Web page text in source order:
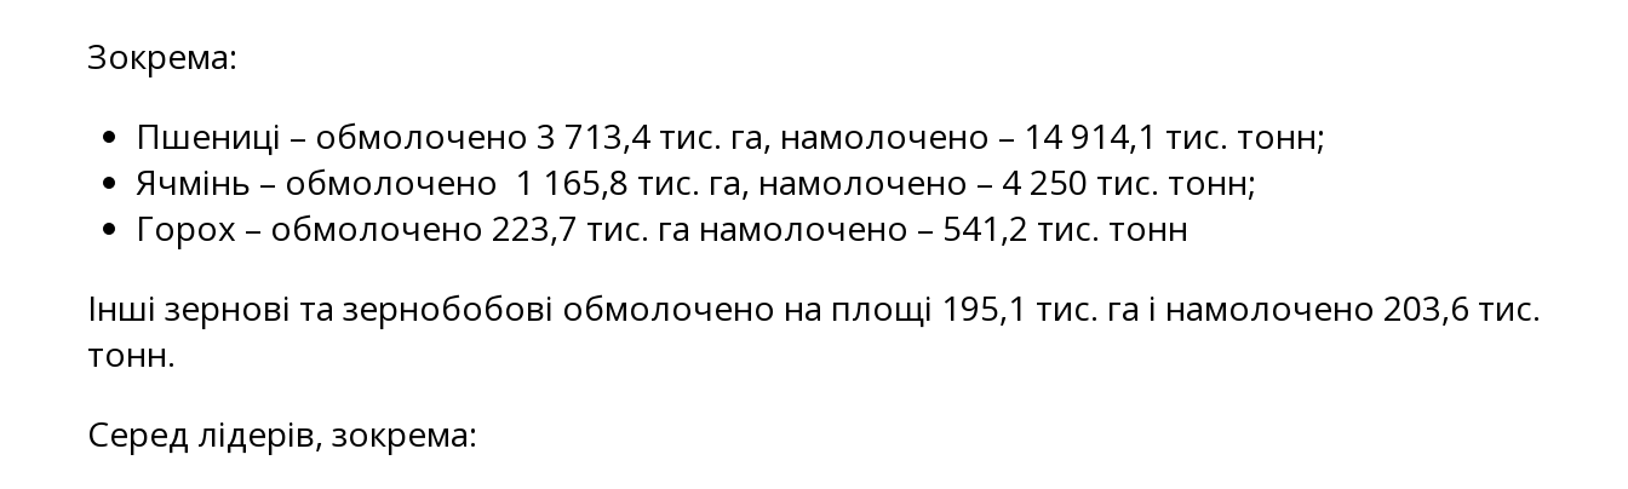
Зокрема:
Пшениці – обмолочено 3 713,4 тис. га, намолочено – 14 914,1 тис. тонн;
Ячмінь – обмолочено 1 165,8 тис. га, намолочено – 4 250 тис. тонн;
Горох – обмолочено 223,7 тис. га намолочено – 541,2 тис. тонн
Інші зернові та зернобобові обмолочено на площі 195,1 тис. га і намолочено 203,6 тис.
тонн.
Серед лідерів, зокрема: